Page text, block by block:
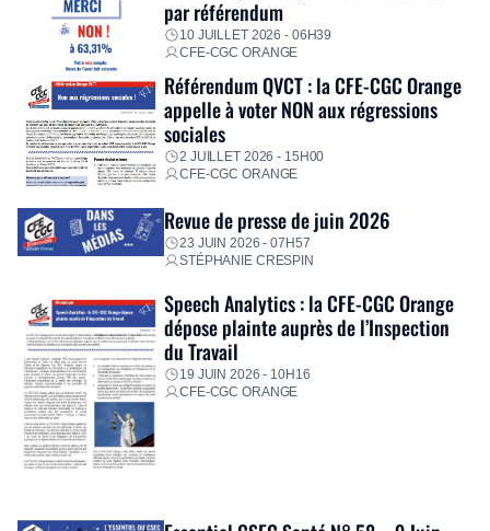
par référendum
10 JUILLET 2026 - 06H39
CFE-CGC ORANGE
Référendum QVCT : la CFE-CGC Orange
appelle à voter NON aux régressions
sociales
2 JUILLET 2026 - 15H00
CFE-CGC ORANGE
Revue de presse de juin 2026
23 JUIN 2026 - 07H57
STÉPHANIE CRESPIN
Speech Analytics : la CFE-CGC Orange
dépose plainte auprès de l’Inspection
du Travail
19 JUIN 2026 - 10H16
CFE-CGC ORANGE